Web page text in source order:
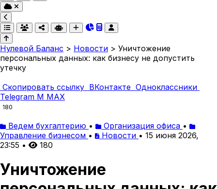
Нулевой Баланс > Новости > Уничтожение
персональных данных: как бизнесу не допустить
утечку
Скопировать ссылку ВКонтакте Одноклассники
Telegram M MAX
180
Ведем бухгалтерию • Организация офиса •
Управление бизнесом • Новости • 15 июня 2026,
23:55 • 180
Уничтожение